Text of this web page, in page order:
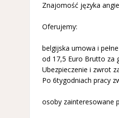
Znajomość języka
Oferujemy:
belgijska umowa i
od 17,5 Euro Brutto za
Ubezpieczenie i zwrot
Po 6tygodniach pracy
osoby zainteresowane